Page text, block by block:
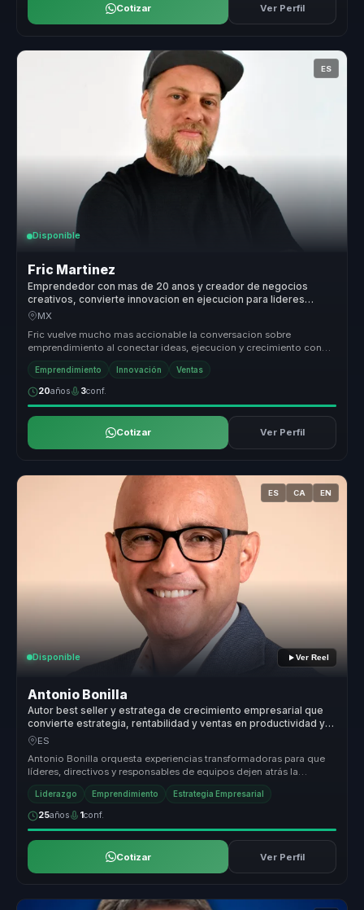
Cotizar Ver Perfil
ES
Disponible
Fric Martinez
Emprendedor con mas de 20 anos y creador de negocios
creativos, convierte innovacion en ejecucion para lideres
empresariales.
MX
Fric vuelve mucho mas accionable la conversacion sobre
emprendimiento al conectar ideas, ejecucion y crecimiento con
decisiones claras de...
Emprendimiento Innovación Ventas
20años 3conf.
Cotizar Ver Perfil
ES CA EN
Disponible Ver Reel
Antonio Bonilla
Autor best seller y estratega de crecimiento empresarial que
convierte estrategia, rentabilidad y ventas en productividad y
expansión para empresas.
ES
Antonio Bonilla orquesta experiencias transformadoras para que
líderes, directivos y responsables de equipos dejen atrás la
desalineación...
Liderazgo Emprendimiento Estrategia Empresarial
25años 1conf.
Cotizar Ver Perfil